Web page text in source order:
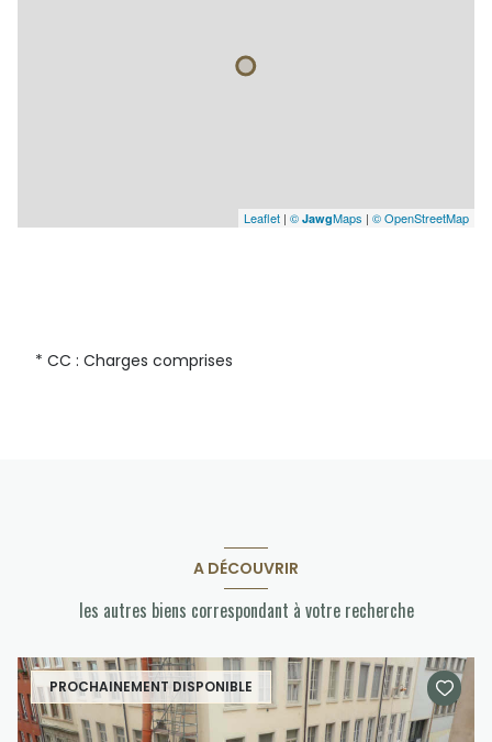
Leaflet | © JawgMaps | © OpenStreetMap
* CC : Charges comprises
A DÉCOUVRIR
les autres biens correspondant à votre recherche
PROCHAINEMENT DISPONIBLE